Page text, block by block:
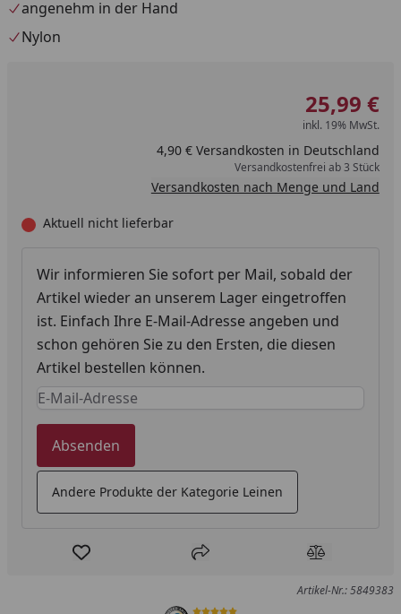
angenehm in der Hand
Nylon
25,99 €
inkl. 19% MwSt.
4,90 € Versandkosten in Deutschland
Versandkostenfrei ab 3 Stück
Versandkosten nach Menge und Land
Aktuell nicht lieferbar
Wir informieren Sie sofort per Mail, sobald der
Artikel wieder an unserem Lager eingetroffen
ist. Einfach Ihre E-Mail-Adresse angeben und
schon gehören Sie zu den Ersten, die diesen
Artikel bestellen können.
Keine Eingabe erforderlich
Eingabe erforderlich
Absenden
Andere Produkte der Kategorie Leinen
Produkt zur Wunschliste hinzufügen
Teilen Produkt
Artikel-Nr.: 5849383